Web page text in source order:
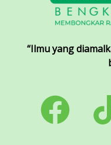
“Ilmu yang